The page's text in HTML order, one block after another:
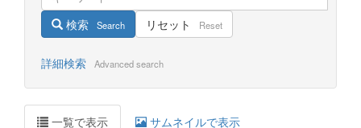
検索 Search リセット Reset
詳細検索 Advanced search
一覧で表示 サムネイルで表示